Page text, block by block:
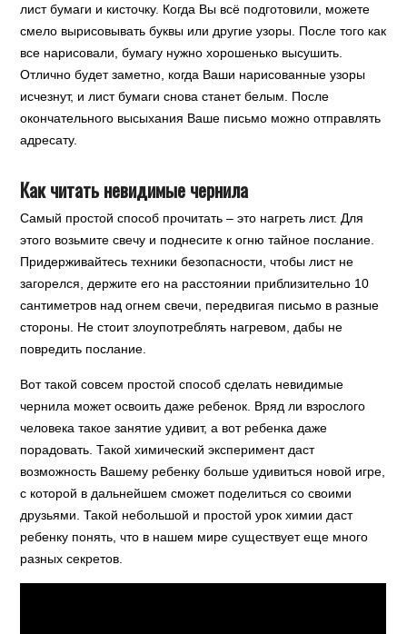
лист бумаги и кисточку. Когда Вы всё подготовили, можете
смело вырисовывать буквы или другие узоры. После того как
все нарисовали, бумагу нужно хорошенько высушить.
Отлично будет заметно, когда Ваши нарисованные узоры
исчезнут, и лист бумаги снова станет белым. После
окончательного высыхания Ваше письмо можно отправлять
адресату.
Как читать невидимые чернила
Самый простой способ прочитать – это нагреть лист. Для
этого возьмите свечу и поднесите к огню тайное послание.
Придерживайтесь техники безопасности, чтобы лист не
загорелся, держите его на расстоянии приблизительно 10
сантиметров над огнем свечи, передвигая письмо в разные
стороны. Не стоит злоупотреблять нагревом, дабы не
повредить послание.
Вот такой совсем простой способ сделать невидимые
чернила может освоить даже ребенок. Вряд ли взрослого
человека такое занятие удивит, а вот ребенка даже
порадовать. Такой химический эксперимент даст
возможность Вашему ребенку больше удивиться новой игре,
с которой в дальнейшем сможет поделиться со своими
друзьями. Такой небольшой и простой урок химии даст
ребенку понять, что в нашем мире существует еще много
разных секретов.